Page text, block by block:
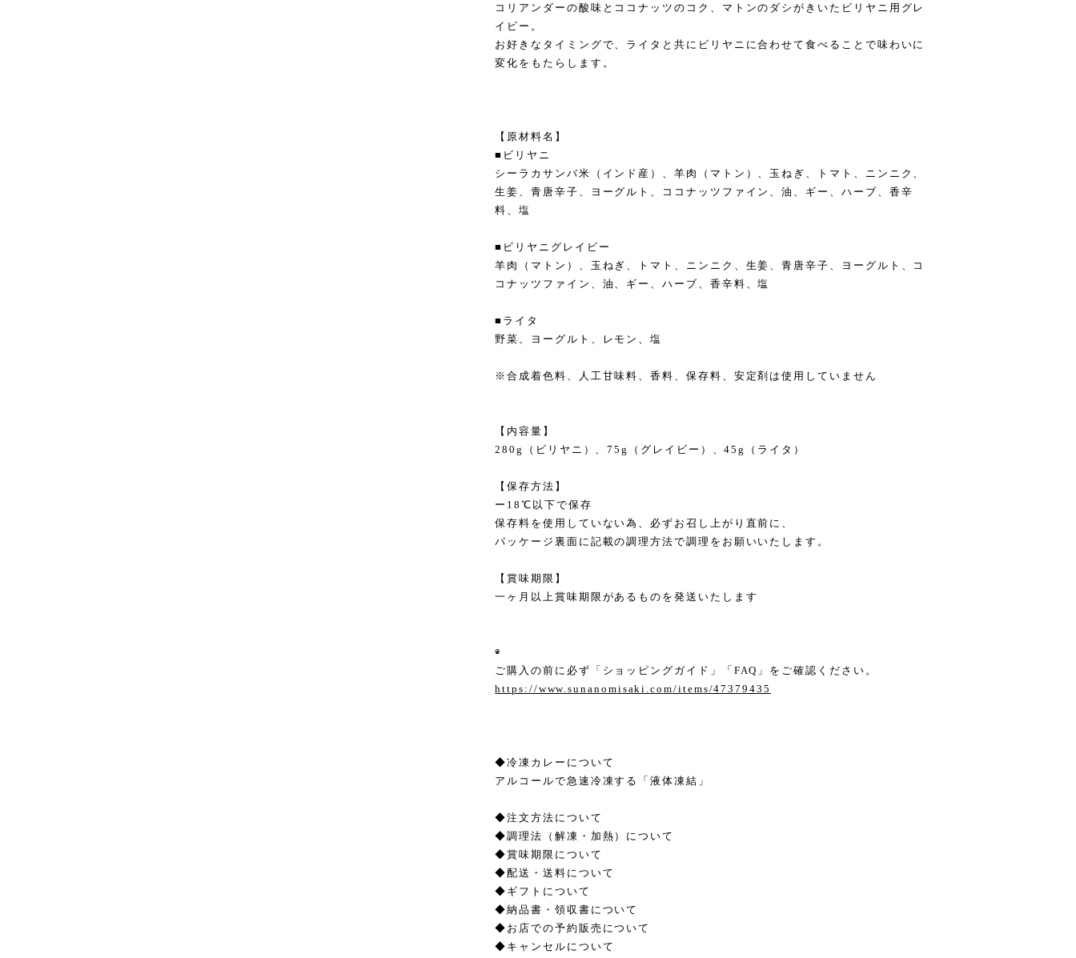
コリアンダーの酸味とココナッツのコク、マトンのダシがきいたビリヤニ用グレ
イビー。
お好きなタイミングで、ライタと共にビリヤニに合わせて食べることで味わいに
変化をもたらします。
【原材料名】
■ビリヤニ
シーラカサンバ米（インド産）、羊肉（マトン）、玉ねぎ、トマト、ニンニク、
生姜、青唐辛子、ヨーグルト、ココナッツファイン、油、ギー、ハーブ、香辛
料、塩
■ビリヤニグレイビー
羊肉（マトン）、玉ねぎ、トマト、ニンニク、生姜、青唐辛子、ヨーグルト、コ
コナッツファイン、油、ギー、ハーブ、香辛料、塩
■ライタ
野菜、ヨーグルト、レモン、塩
※合成着色料、人工甘味料、香料、保存料、安定剤は使用していません
【内容量】
280g（ビリヤニ）、75g（グレイビー）、45g（ライタ）
【保存方法】
ー18℃以下で保存
保存料を使用していない為、必ずお召し上がり直前に、
パッケージ裏面に記載の調理方法で調理をお願いいたします。
【賞味期限】
一ヶ月以上賞味期限があるものを発送いたします
◉
ご購入の前に必ず「ショッピングガイド」「FAQ」をご確認ください。
https://www.sunanomisaki.com/items/47379435
◆冷凍カレーについて
アルコールで急速冷凍する「液体凍結」
◆注文方法について
◆調理法（解凍・加熱）について
◆賞味期限について
◆配送・送料について
◆ギフトについて
◆納品書・領収書について
◆お店での予約販売について
◆キャンセルについて